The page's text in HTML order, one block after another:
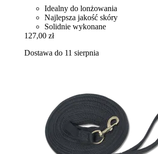
Idealny do lonżowania
Najlepsza jakość skóry
Solidnie wykonane
127,00 zł
Dostawa do 11 sierpnia